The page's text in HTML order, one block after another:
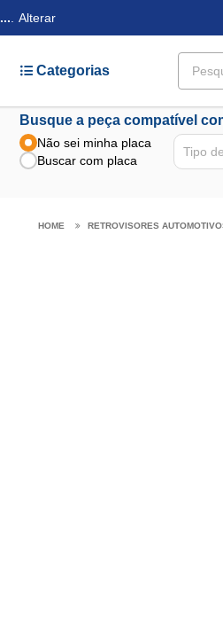
... Alterar
Categorias
Busque a peça compatível
Não sei minha placa
Buscar com placa
RETROVISORES